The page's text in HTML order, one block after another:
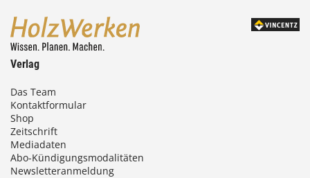
0
Verlag
Das Team
Kontaktformular
Shop
Zeitschrift
Mediadaten
Abo-Kündigungsmodalitäten
Newsletteranmeldung